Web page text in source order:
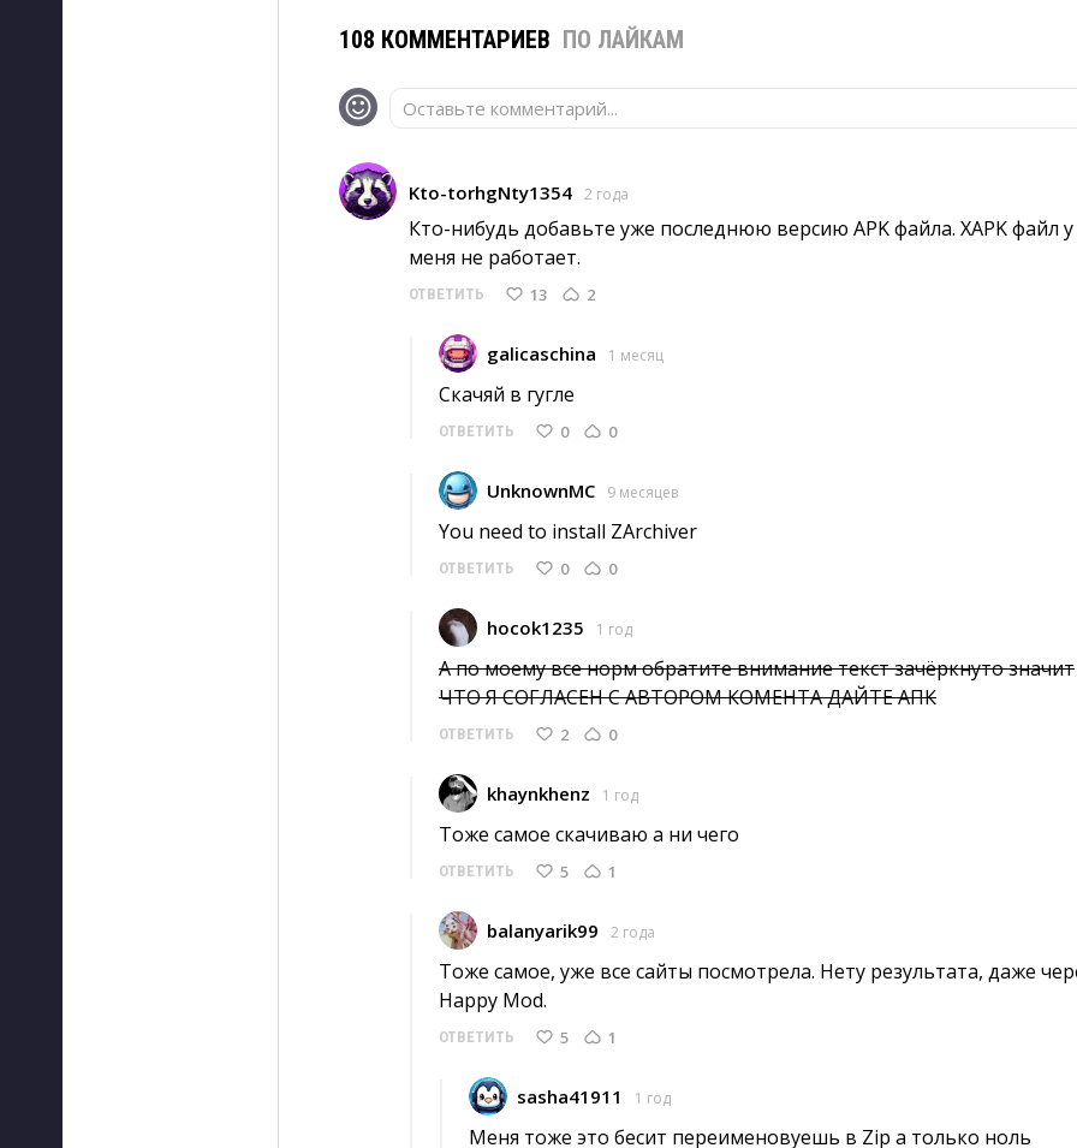
108 КОММЕНТАРИЕВ ПО ЛАЙКАМ
Оставьте комментарий...
Kto-torhgNty1354 2 года
Кто-нибудь добавьте уже последнюю версию APK файла. XAPK файл у
меня не работает.
ОТВЕТИТЬ 13 2
galicaschina 1 месяц
Скачяй в гугле
ОТВЕТИТЬ 0 0
UnknownMC 9 месяцев
You need to install ZArchiver
ОТВЕТИТЬ 0 0
hocok1235 1 год
А по моему все нормобратите внимание текст зачёркнуто значит
ЧТО Я СОГЛАСЕН С АВТОРОМ КОМЕНТА ДАЙТЕ АПК
ОТВЕТИТЬ 2 0
khaynkhenz 1 год
Тоже самое скачиваю а ни чего
ОТВЕТИТЬ 5 1
balanyarik99 2 года
Тоже самое, уже все сайты посмотрела. Нету результата, даже
Happy Mod.
ОТВЕТИТЬ 5 1
sasha41911 1 год
Меня тоже это бесит переименовуешь в Zip а только ноль